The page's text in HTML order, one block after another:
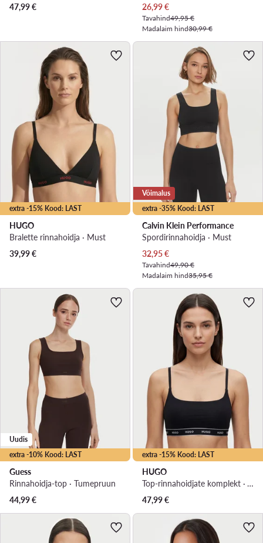
47,99€
Praegune hind
26,99€
Tavahind49,95 €
Madalaim hind30,99 €
extra -15% Kood: LAST
HUGO
Bralette rinnahoidja · Must
39,99€
extra -35% Kood: LAST
Võimalus
Calvin Klein Performance
Spordirinnahoidja · Must
Praegune hind
32,95€
Tavahind49,90 €
Madalaim hind35,95 €
extra -10% Kood: LAST
Uudis
Guess
Rinnahoidja-top · Tumepruun
44,99€
extra -15% Kood: LAST
HUGO
Top-rinnahoidjate komplekt · Värviline
47,99€